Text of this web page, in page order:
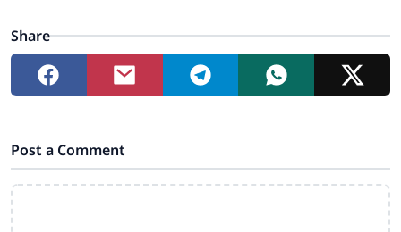
Share
Post a Comment